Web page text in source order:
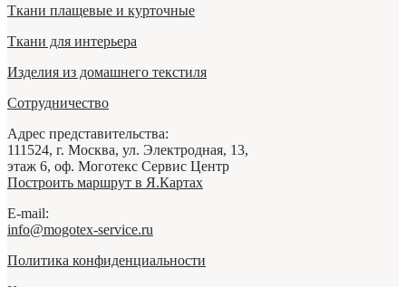
Ткани плащевые и курточные
Ткани для интерьера
Изделия из домашнего текстиля
Сотрудничество
Адрес представительства:
111524, г. Москва, ул. Электродная, 13,
этаж 6, оф. Моготекс Сервис Центр
Построить маршрут в Я.Картах
E-mail:
info@mogotex-service.ru
Политика конфиденциальности